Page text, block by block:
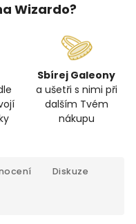
Wizardo?
Sbírej Galeony
a ušetři s nimi při
dalším Tvém
nákupu
Diskuze